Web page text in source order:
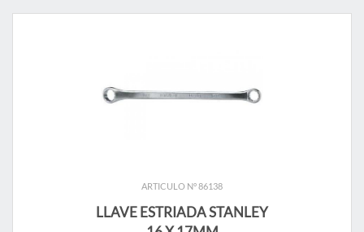
ARTICULO N° 86138
LLAVE ESTRIADA STANLEY